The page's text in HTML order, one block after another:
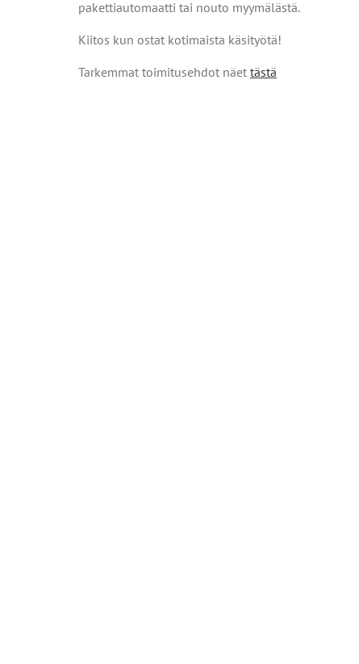
pakettiautomaatti tai nouto myymälästä.
Kiitos kun ostat kotimaista käsityötä!
Tarkemmat toimitusehdot näet tästä